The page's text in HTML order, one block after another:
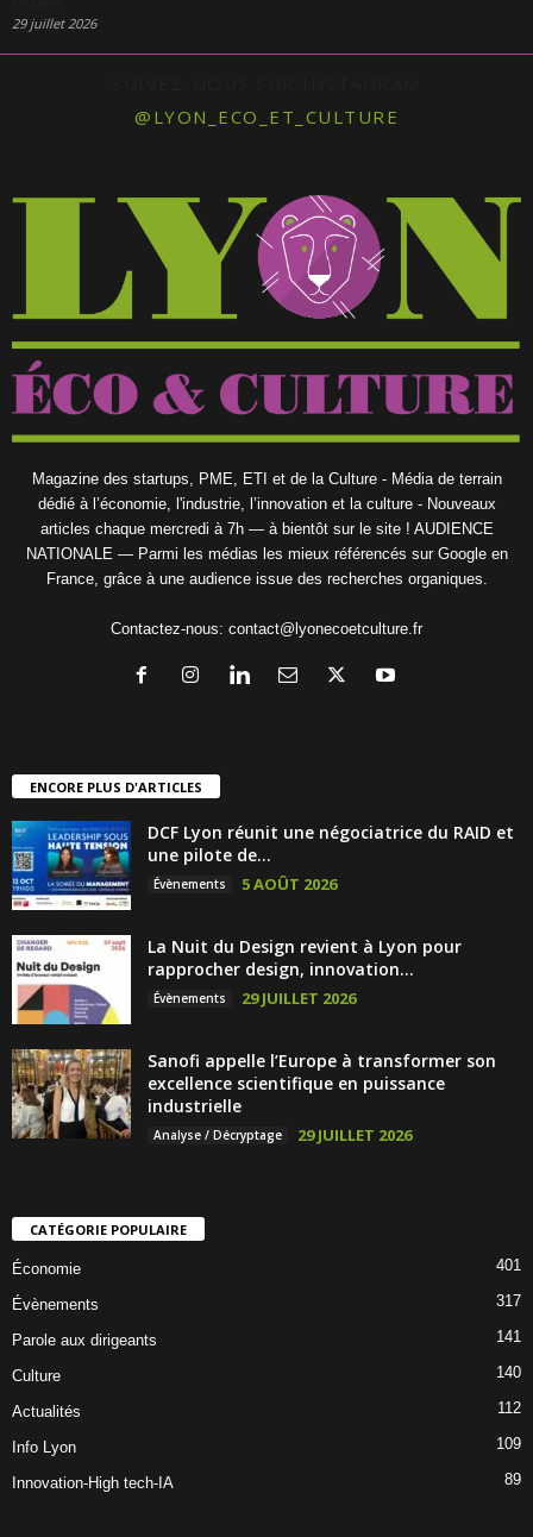
29 juillet 2026
@LYON_ECO_ET_CULTURE
Magazine des startups, PME, ETI et de la Culture - Média de terrain
dédié à l’économie, l'industrie, l’innovation et la culture - Nouveaux
articles chaque mercredi à 7h — à bientôt sur le site ! AUDIENCE
NATIONALE — Parmi les médias les mieux référencés sur Google en
France, grâce à une audience issue des recherches organiques.
Contactez-nous: contact@lyonecoetculture.fr
ENCORE PLUS D'ARTICLES
DCF Lyon réunit une négociatrice du RAID et
une pilote de...
Évènements 5 AOÛT 2026
La Nuit du Design revient à Lyon pour
rapprocher design, innovation...
Évènements 29 JUILLET 2026
Sanofi appelle l’Europe à transformer son
excellence scientifique en puissance
industrielle
Analyse / Décryptage 29 JUILLET 2026
CATÉGORIE POPULAIRE
Économie 401
Évènements 317
Parole aux dirigeants 141
Culture 140
Actualités 112
Info Lyon 109
Innovation-High tech-IA 89